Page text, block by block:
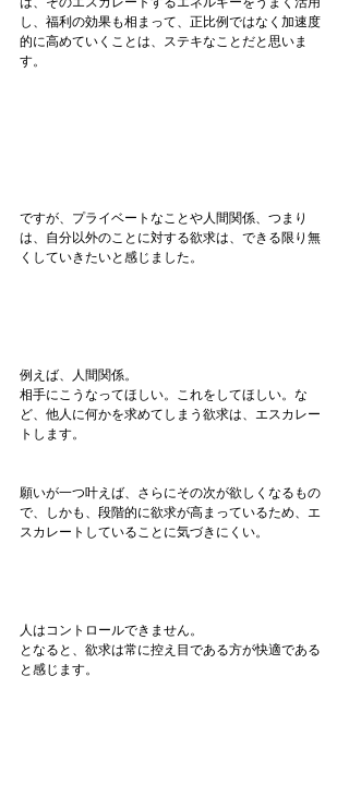
し、福利の効果も相まって、正比例ではなく加速度
的に高めていくことは、ステキなことだと思いま
す。
ですが、プライベートなことや人間関係、つまり
は、自分以外のことに対する欲求は、できる限り無
くしていきたいと感じました。
例えば、人間関係。
相手にこうなってほしい。これをしてほしい。な
ど、他人に何かを求めてしまう欲求は、エスカレー
トします。
願いが一つ叶えば、さらにその次が欲しくなるもの
で、しかも、段階的に欲求が高まっているため、エ
スカレートしていることに気づきにくい。
人はコントロールできません。
となると、欲求は常に控え目である方が快適である
と感じます。